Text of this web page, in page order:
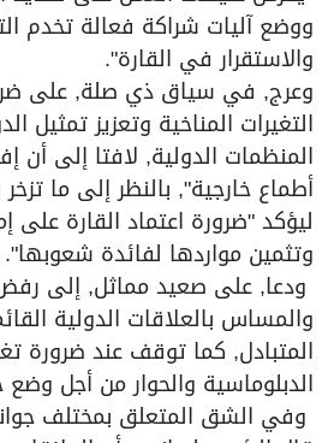
ووضع آليات شراكة فعالة تخدم
والاستقرار في القارة".
وعرج, في سياق ذي صلة, على
التغيرات المناخية وتعزيز تمثيل
المنظمات الدولية, لافتا إلى أن
أطماع خارجية", بالنظر إلى ما
ليؤكد "ضرورة اعتماد القارة على
وتثمين مواردها لفائدة شعوبها".
ودعا, على صعيد مماثل, إلى
والمساس بالعلاقات الدولية
المتبادل, كما توقف عند ضرورة
الدبلوماسية والحوار من أجل وضع
وفي الشق المتعلق بمختلف